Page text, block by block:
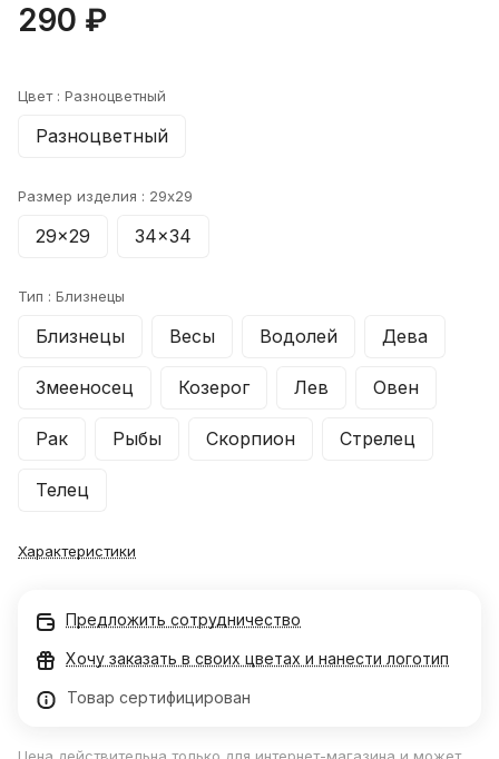
290 ₽
Цвет : Разноцветный
Разноцветный
Размер изделия : 29x29
29x29 34x34
Тип : Близнецы
Близнецы Весы Водолей Дева
Змееносец Козерог Лев Овен
Рак Рыбы Скорпион Стрелец
Телец
Характеристики
Предложить сотрудничество
Хочу заказать в своих цветах и нанести логотип
Товар сертифицирован